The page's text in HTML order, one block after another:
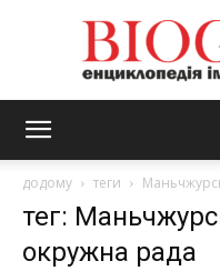
додому теги
тег:
окружна рада